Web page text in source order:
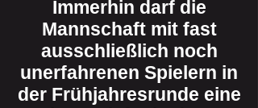
Immerhin darf die
Mannschaft mit fast
ausschließlich noch
unerfahrenen Spielern in
der Frühjahresrunde eine